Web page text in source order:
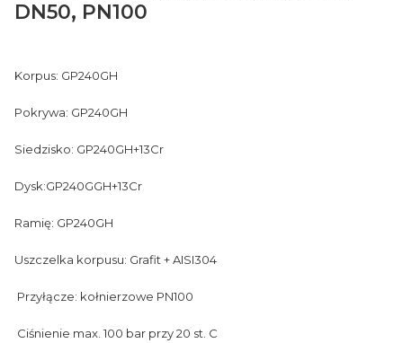
DN50, PN100
Korpus: GP240GH
Pokrywa: GP240GH
Siedzisko: GP240GH+13Cr
Dysk:GP240GGH+13Cr
Ramię: GP240GH
Uszczelka korpusu: Grafit + AISI304
Przyłącze: kołnierzowe PN100
Ciśnienie max. 100 bar przy 20 st. C